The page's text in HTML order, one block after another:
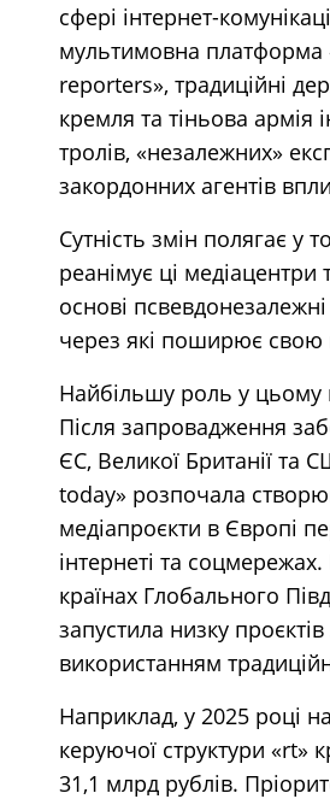
сфері інтернет-
мультимовна
reporters», традиційні
кремля та тіньова армія
тролів, «незалежних»
закордонних агентів
Сутність змін полягає у
реанімує ці медіацентри
основі
через які поширює свою
Найбільшу роль у цьому
Після запровадження
ЄС, Великої Британії та
today» розпочала
медіапроєкти в Європі
інтернеті та
країнах Глобального
запустила низку проєктів
використанням
Наприклад, у 2025 році
керуючої структури «rt»
31,1 млрд рублів.